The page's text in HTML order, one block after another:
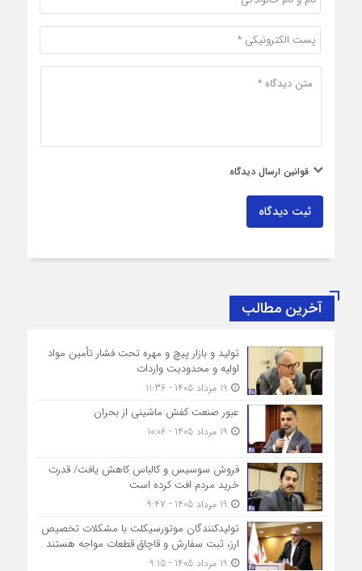
قوانین ارسال دیدگاه
ثبت دیدگاه
آخرین مطالب
تولید و بازار پیچ و مهره تحت فشار تأمین مواد
اولیه و محدودیت واردات
عبور صنعت کفش ماشینی از بحران
فروش سوسیس و کالباس کاهش یافت/ قدرت
خرید مردم افت کرده است
تولیدکنندگان موتورسیکلت با مشکلات تخصیص
ارز، ثبت سفارش و قاچاق قطعات مواجه هستند